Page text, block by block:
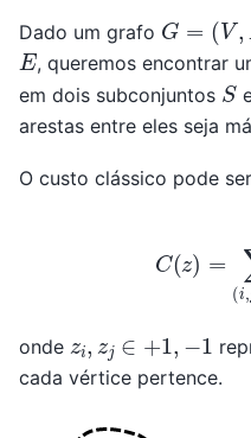
Dado um grafo G V,E)
E , queremos encontrar
em dois subconjuntos S
arestas entre eles seja
O custo clássico pode
onde zi zj ∈ 1 ,−
cada vértice pertence.